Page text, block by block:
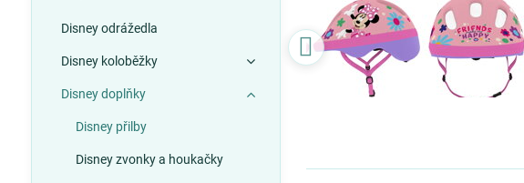
Disney odrážedla
Disney koloběžky
Disney doplňky
Disney přilby
Disney zvonky a houkačky